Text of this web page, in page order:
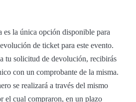
es la única opción disponible para
de ticket para este evento.
tu solicitud de devolución, recibirás
con un comprobante de la misma.
se realizará a través del mismo
el cual compraron, en un plazo